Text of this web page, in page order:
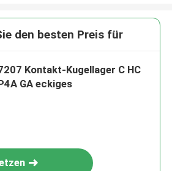
den besten Preis für
Kontakt-Kugellager C HC
GA eckiges